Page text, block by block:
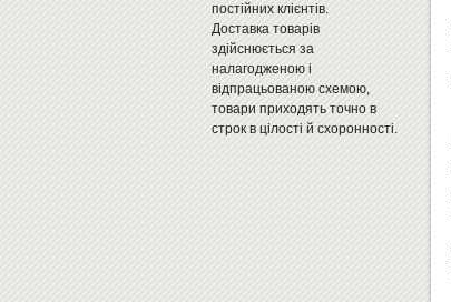
постійних клієнтів.
Доставка товарів
здійснюється за
налагодженою і
відпрацьованою схемою,
товари приходять точно в
строк в цілості й схоронності.